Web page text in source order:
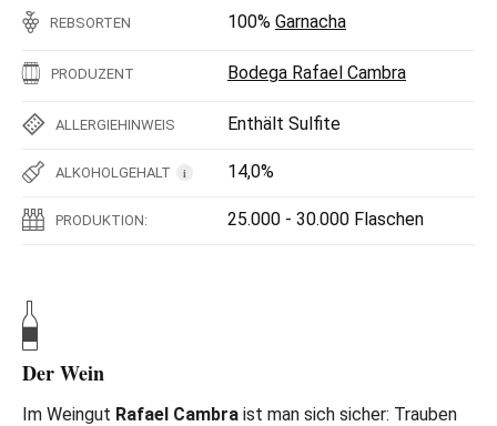
REBSORTEN 100% Garnacha
PRODUZENT Bodega Rafael Cambra
ALLERGIEHINWEIS Enthält Sulfite
ALKOHOLGEHALT i 14,0%
PRODUKTION: 25.000 - 30.000 Flaschen
Der Wein
Im Weingut Rafael Cambra ist man sich sicher: Trauben